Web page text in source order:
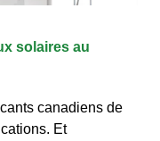
solaires au
canadiens de
Et